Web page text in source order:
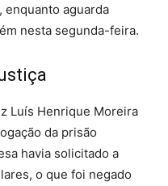
enquanto aguarda
nesta segunda-feira.
Luís Henrique Moreira
da prisão
havia solicitado a
o que foi negado